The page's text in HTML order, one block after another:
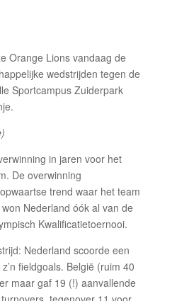
Orange Lions vandaag de
wedstrijden tegen de
Sportcampus Zuiderpark
in jaren voor het
De overwinning
trend waar het team
Nederland óók al van de
Kwalificatietoernooi.
Nederland scoorde een
fieldgoals. België (ruim 40
maar gaf 19 (!) aanvallende